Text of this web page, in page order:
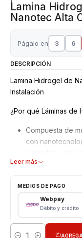
Lamina
Nanotec Alta
Págalo en 3 6
DESCRIPCIÓN
Lamina Hidrogel de
Instalación
¿Por qué Láminas de
Compuesta de
con
Mejor
No interfiere en
en pantalla.
Material ultra
definición.
Leer más
MEDIOS DE PAGO
Webpay
Débito y crédito